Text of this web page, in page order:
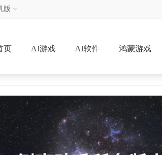
版
页 AI游戏 AI软件 鸿蒙游戏